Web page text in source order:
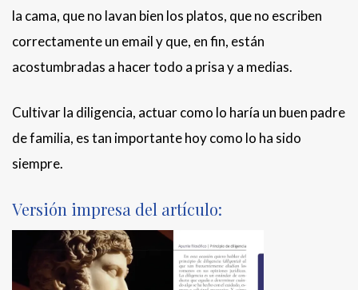
la cama, que no lavan bien los platos, que no escriben
correctamente un email y que, en fin, están
acostumbradas a hacer todo a prisa y a medias.
Cultivar la diligencia, actuar como lo haría un buen padre
de familia, es tan importante hoy como lo ha sido
siempre.
Versión impresa del artículo: